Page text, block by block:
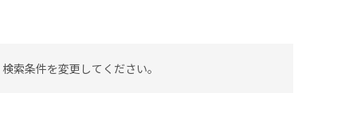
索条件を変更してください。